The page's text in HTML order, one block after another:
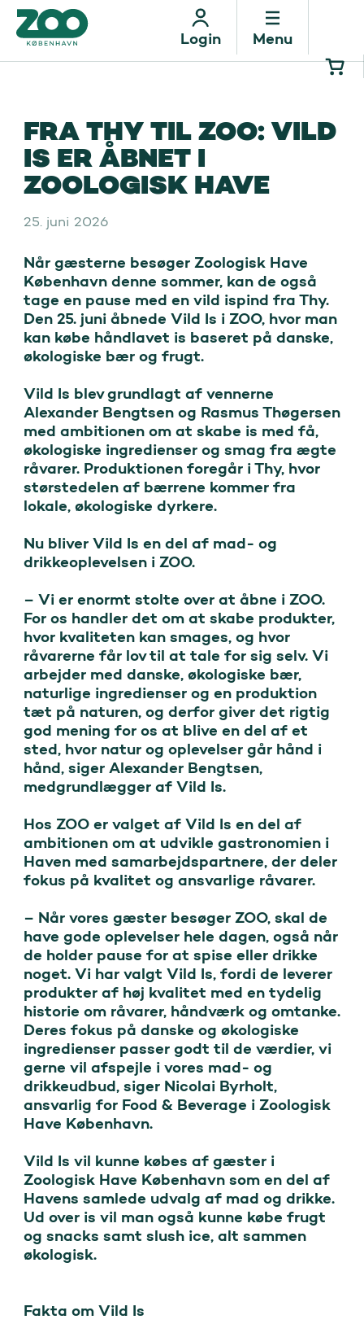
Menu
Login
FRA THY TIL ZOO: VILD
IS ER ÅBNET I
ZOOLOGISK HAVE
25. juni 2026
Når gæsterne besøger Zoologisk Have
København denne sommer, kan de også
tage en pause med en vild ispind fra Thy.
Den 25. juni åbnede Vild Is i ZOO, hvor man
kan købe håndlavet is baseret på danske,
økologiske bær og frugt.
Vild Is blev grundlagt af vennerne
Alexander Bengtsen og Rasmus Thøgersen
med ambitionen om at skabe is med få,
økologiske ingredienser og smag fra ægte
råvarer. Produktionen foregår i Thy, hvor
størstedelen af bærrene kommer fra
lokale, økologiske dyrkere.
Nu bliver Vild Is en del af mad- og
drikkeoplevelsen i ZOO.
– Vi er enormt stolte over at åbne i ZOO.
For os handler det om at skabe produkter,
hvor kvaliteten kan smages, og hvor
råvarerne får lov til at tale for sig selv. Vi
arbejder med danske, økologiske bær,
naturlige ingredienser og en produktion
tæt på naturen, og derfor giver det rigtig
god mening for os at blive en del af et
sted, hvor natur og oplevelser går hånd i
hånd, siger Alexander Bengtsen,
medgrundlægger af Vild Is.
Hos ZOO er valget af Vild Is en del af
ambitionen om at udvikle gastronomien i
Haven med samarbejdspartnere, der deler
fokus på kvalitet og ansvarlige råvarer.
– Når vores gæster besøger ZOO, skal de
have gode oplevelser hele dagen, også når
de holder pause for at spise eller drikke
noget. Vi har valgt Vild Is, fordi de leverer
produkter af høj kvalitet med en tydelig
historie om råvarer, håndværk og omtanke.
Deres fokus på danske og økologiske
ingredienser passer godt til de værdier, vi
gerne vil afspejle i vores mad- og
drikkeudbud, siger Nicolai Byrholt,
ansvarlig for Food & Beverage i Zoologisk
Have København.
Vild Is vil kunne købes af gæster i
Zoologisk Have København som en del af
Havens samlede udvalg af mad og drikke.
Ud over is vil man også kunne købe frugt
og snacks samt slush ice, alt sammen
økologisk.
Fakta om Vild Is